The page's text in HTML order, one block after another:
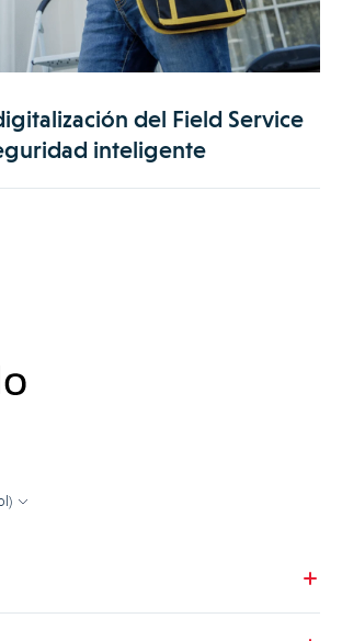
del Field Service
inteligente